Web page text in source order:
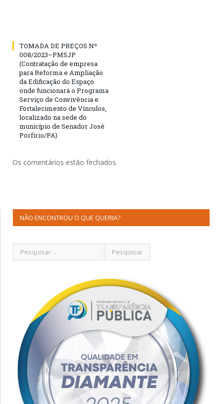
TOMADA DE PREÇOS Nº
008/2023–PMSJP
(Contratação de empresa
para Reforma e Ampliação
da Edificação do Espaço
onde funcionará o Programa
Serviço de Convivência e
Fortalecimento de Vínculos,
localizado na sede do
município de Senador José
Porfírio/PA)
Os comentários estão fechados.
NÃO ENCONTROU O QUE QUERIA?